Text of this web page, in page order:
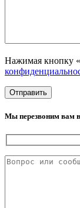
Нажимая кнопку
Мы перезвоним вам